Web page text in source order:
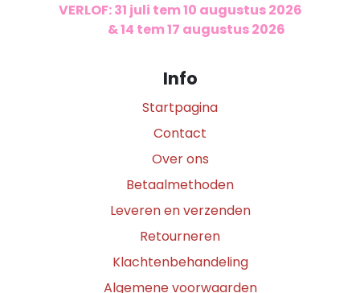
VERLOF: 31 juli tem 10 augustus 2026
& 14 tem 17 augustus 2026
Info
Startpagina
Contact
Over ons
Betaalmethoden
Leveren en verzenden
Retourneren
Klachtenbehandeling
Algemene voorwaarden